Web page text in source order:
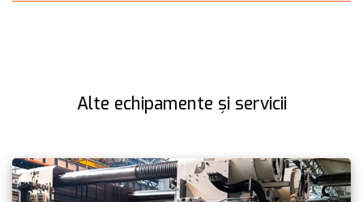
Alte echipamente și servicii